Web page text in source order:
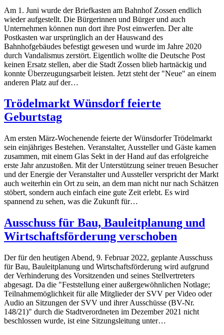
Am 1. Juni wurde der Briefkasten am Bahnhof Zossen endlich
wieder aufgestellt. Die Bürgerinnen und Bürger und auch
Unternehmen können nun dort ihre Post einwerfen. Der alte
Postkasten war ursprünglich an der Hauswand des
Bahnhofgebäudes befestigt gewesen und wurde im Jahre 2020
durch Vandalismus zerstört. Eigentlich wollte die Deutsche Post
keinen Ersatz stellen, aber die Stadt Zossen blieb hartnäckig und
konnte Überzeugungsarbeit leisten. Jetzt steht der "Neue" an einem
anderen Platz auf der…
Trödelmarkt Wünsdorf feierte
Geburtstag
Am ersten März-Wochenende feierte der Wünsdorfer Trödelmarkt
sein einjähriges Bestehen. Veranstalter, Aussteller und Gäste kamen
zusammen, mit einem Glas Sekt in der Hand auf das erfolgreiche
erste Jahr anzustoßen. Mit der Unterstützung seiner treuen Besucher
und der Energie der Veranstalter und Aussteller verspricht der Markt
auch weiterhin ein Ort zu sein, an dem man nicht nur nach Schätzen
stöbert, sondern auch einfach eine gute Zeit erlebt. Es wird
spannend zu sehen, was die Zukunft für…
Ausschuss für Bau, Bauleitplanung und
Wirtschaftsförderung verschoben
Der für den heutigen Abend, 9. Februar 2022, geplante Ausschuss
für Bau, Bauleitplanung und Wirtschaftsförderung wird aufgrund
der Verhinderung des Vorsitzenden und seines Stellvertreters
abgesagt. Da die "Feststellung einer außergewöhnlichen Notlage;
Teilnahmemöglichkeit für alle Mitglieder der SVV per Video oder
Audio an Sitzungen der SVV und ihrer Ausschüsse (BV-Nr.
148/21)" durch die Stadtverordneten im Dezember 2021 nicht
beschlossen wurde, ist eine Sitzungsleitung unter…